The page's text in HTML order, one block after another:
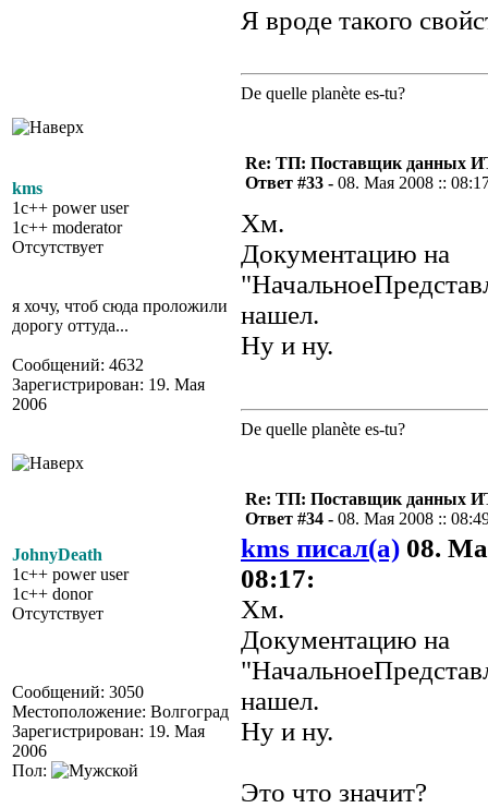
Я вроде такого
De quelle planète es-tu?
kms
1c++ power user
1c++ moderator
Отсутствует
я хочу, чтоб сюда проложили
дорогу оттуда...
Сообщений: 4632
Зарегистрирован: 19. Мая
2006
Re: ТП: Поставщик данных
Ответ #33 - 08. Мая 2008 ::
Хм.
Документацию на
нашел.
Ну и ну.
De quelle planète es-tu?
JohnyDeath
1c++ power user
1c++ donor
Отсутствует
Сообщений: 3050
Местоположение: Волгоград
Зарегистрирован: 19. Мая
2006
Пол:
Re: ТП: Поставщик данных
Ответ #34 - 08. Мая 2008 ::
kms писал(а) 08.
08:17:
Хм.
Документацию на
нашел.
Ну и ну.
Это что значит?